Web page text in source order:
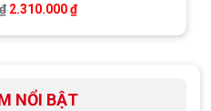
Giá gốc là: 3.080.000 ₫.
2.310.000₫Giá hiện tại là:
NỔI BẬT